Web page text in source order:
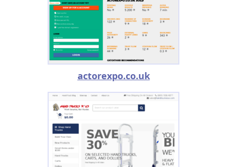
actorexpo.co.uk